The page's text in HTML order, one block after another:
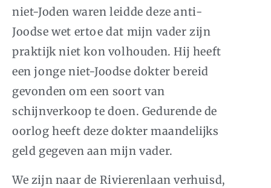
niet-Joden waren leidde deze anti-
Joodse wet ertoe dat mijn vader zijn
praktijk niet kon volhouden. Hij heeft
een jonge niet-Joodse dokter bereid
gevonden om een soort van
schijnverkoop te doen. Gedurende de
oorlog heeft deze dokter maandelijks
geld gegeven aan mijn vader.
We zijn naar de Rivierenlaan verhuisd,